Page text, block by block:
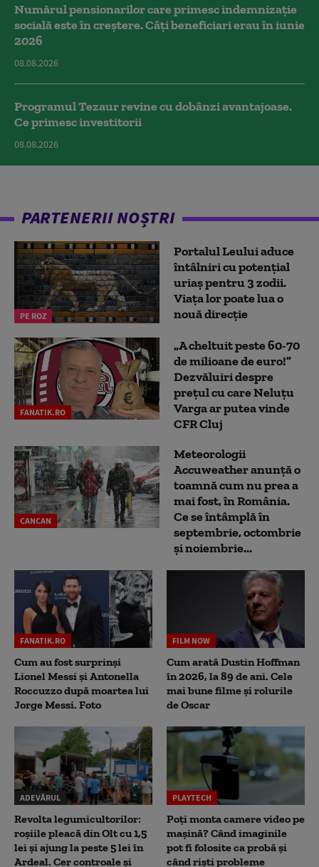
Numărul pensionarilor care primesc indemnizaţie
socială este în creștere. Câți beneficiari erau în iunie
2026
08.08.2026
Programul Tezaur revine cu dobânzi avantajoase.
Ce primesc investitorii
08.08.2026
PARTENERII NOȘTRI
PE ROZ
Portalul Leului aduce
întâlniri cu potențial
uriaș pentru 3 zodii.
Viața lor poate lua o
nouă direcție
FANATIK.RO
„A cheltuit peste 60-70
de milioane de euro!”
Dezvăluiri despre
prețul cu care Neluțu
Varga ar putea vinde
CFR Cluj
CANCAN
Meteorologii
Accuweather anunță o
toamnă cum nu prea a
mai fost, în România.
Ce se întâmplă în
septembrie, octombrie
și noiembrie...
FANATIK.RO
Cum au fost surprinși
Lionel Messi și Antonella
Roccuzzo după moartea lui
Jorge Messi. Foto
FILM NOW
Cum arată Dustin Hoffman
în 2026, la 89 de ani. Cele
mai bune filme și rolurile
de Oscar
ADEVĂRUL
Revolta legumicultorilor:
roșiile pleacă din Olt cu 1,5
lei și ajung la peste 5 lei în
Ardeal. Cer controale și
PLAYTECH
Poți monta camere video pe
mașină? Când imaginile
pot fi folosite ca probă și
când riști probleme